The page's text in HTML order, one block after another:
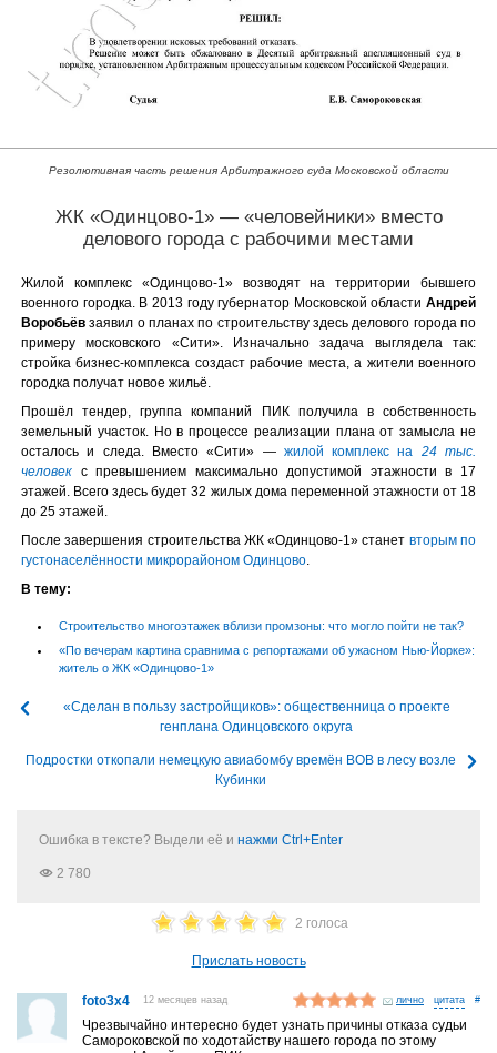
Резолютивная часть решения Арбитражного суда Московской области
ЖК «Одинцово-1» — «человейники» вместо
делового города с рабочими местами
Жилой комплекс «Одинцово-1» возводят на территории бывшего
военного городка. В 2013 году губернатор Московской области Андрей
Воробьёв заявил о планах по строительству здесь делового города по
примеру московского «Сити». Изначально задача выглядела так:
стройка бизнес-комплекса создаст рабочие места, а жители военного
городка получат новое жильё.
Прошёл тендер, группа компаний ПИК получила в собственность
земельный участок. Но в процессе реализации плана от замысла не
осталось и следа. Вместо «Сити» — жилой комплекс на 24 тыс.
человек с превышением максимально допустимой этажности в 17
этажей. Всего здесь будет 32 жилых дома переменной этажности от 18
до 25 этажей.
После завершения строительства ЖК «Одинцово-1» станет вторым по
густонаселённости микрорайоном Одинцово.
В тему:
Строительство многоэтажек вблизи промзоны: что могло пойти не так?
«По вечерам картина сравнима с репортажами об ужасном Нью-Йорке»:
житель о ЖК «Одинцово-1»
«Сделан в пользу застройщиков»: общественница о проекте
генплана Одинцовского округа
Подростки откопали немецкую авиабомбу времён ВОВ в лесу возле
Кубинки
Ошибка в тексте? Выдели её и нажми Ctrl+Enter
2 780
2 голоса
Прислать новость
foto3x4 12 месяцев назад лично #
Чрезвычайно интересно будет узнать причины отказа судьи
Самороковской по ходотайству нашего города по этому